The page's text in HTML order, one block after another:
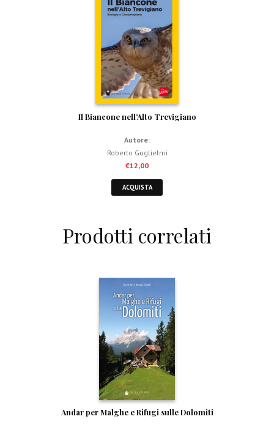
Il Biancone nell’Alto Trevigiano
Autore:
Roberto Guglielmi
€12,00
ACQUISTA
Prodotti correlati
Andar per Malghe e Rifugi sulle Dolomiti